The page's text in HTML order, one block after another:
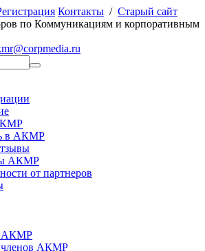
Контакты / Старый сайт
по Коммуникациям и корпоративным
в АКМР
АКМР
от партнеров
АКМР
членов АКМР